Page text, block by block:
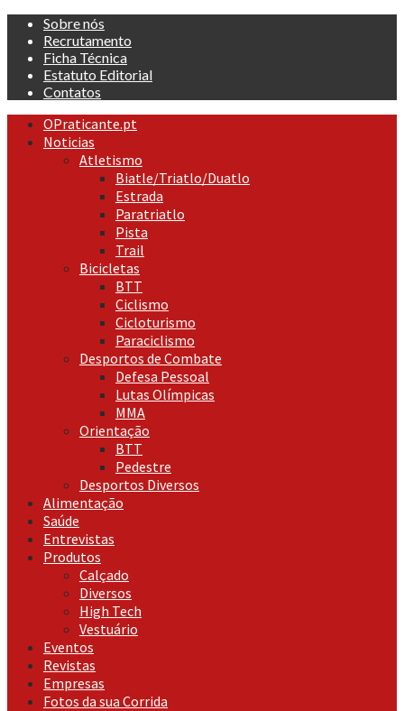
Skip
content
Sobre nós
Recrutamento
Ficha Técnica
Estatuto Editorial
Contatos
Primary
Menu
OPraticante.pt
Noticias
Atletismo
Biatle/Triatlo/Duatlo
Estrada
Paratriatlo
Pista
Trail
Bicicletas
BTT
Ciclismo
Cicloturismo
Paraciclismo
Desportos de Combate
Defesa Pessoal
Lutas Olímpicas
MMA
Orientação
BTT
Pedestre
Desportos Diversos
Alimentação
Saúde
Entrevistas
Produtos
Calçado
Diversos
High Tech
Vestuário
Eventos
Revistas
Empresas
Fotos da sua Corrida